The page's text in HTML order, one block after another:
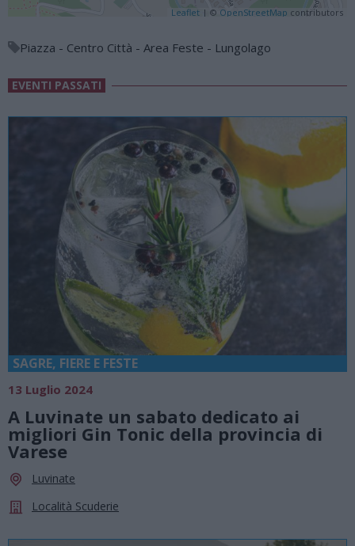
Leaflet | © OpenStreetMap contributors
Piazza - Centro Città - Area Feste - Lungolago
EVENTI PASSATI
SAGRE, FIERE E FESTE
13 Luglio 2024
A Luvinate un sabato dedicato ai
migliori Gin Tonic della provincia di
Varese
Luvinate
Località Scuderie